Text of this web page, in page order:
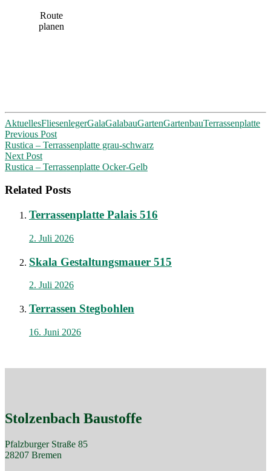
Route
planen
AktuellesFliesenlegerGalaGalabauGartenGartenbauTerrassenplatte
Post
navigation
Previous Post
Rustica – Terrassenplatte grau-schwarz
Next Post
Rustica – Terrassenplatte Ocker-Gelb
Related Posts
Terrassenplatte Palais 516
2. Juli 2026
Skala Gestaltungsmauer 515
2. Juli 2026
Terrassen Stegbohlen
16. Juni 2026
Stolzenbach Baustoffe
Pfalzburger Straße 85
28207 Bremen